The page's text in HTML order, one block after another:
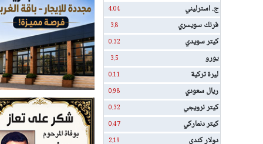
ج. استرليني 4.04
فرنك سويسري 3.8
كيتر سويدي 0.32
يورو 3.5
ليرة تركية 0.11
ريال سعودي 0.98
كيتر نرويجي 0.32
كيتر دنماركي 0.47
دولار كندي 2.19